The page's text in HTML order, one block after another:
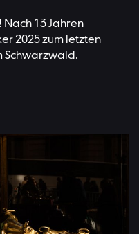
13 Jahren
2025 zum letzten
Schwarzwald.